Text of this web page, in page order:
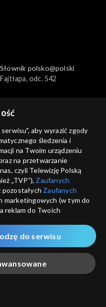
Słownik polsko@polski
Fajtłapa, odc. 542
Słownik polsko@polski
Kacik, kącik, odc. 540
Słownik polsko@polski
Guru, odc. 538
aby wyrazić zgody
śledzenia i
na Twoim urządzeniu
na przetwarzanie
czyli Telewizję Polską
„TVP”), Zaufanych
pozostałych Zaufanych
marketingowych (w tym do
reklam do Twoich
na udostępnianie
odwiedzania przez
zwanych dalej
za pomocą
do serwisu